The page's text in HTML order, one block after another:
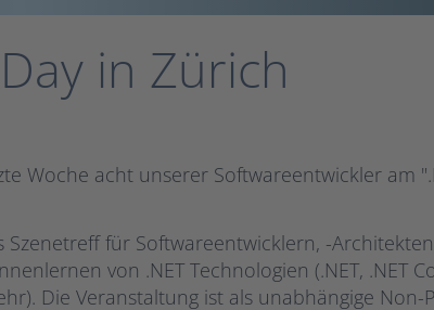
in Zürich
Woche acht unserer Softwareentwickler am
Szenetreff für Softwareentwicklern, -
von .NET Technologien (.NET, .NET
Die Veranstaltung ist als unabhängige Non-